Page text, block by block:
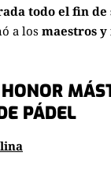
todo el fin de
a los maestros y
PÁDEL